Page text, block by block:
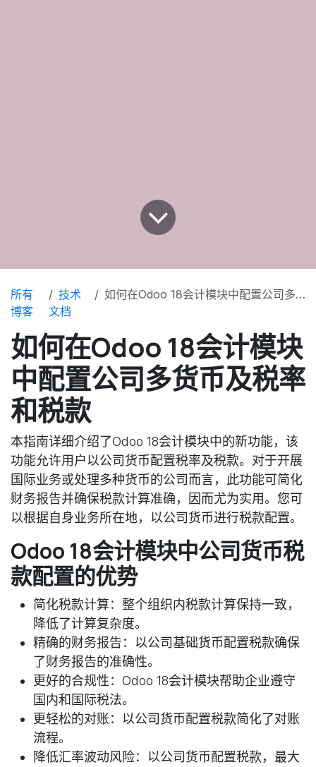
所有
博客
技术
文档
如何在Odoo 18会计模块中配置公司多货币及税率和税款
如何在Odoo 18会计模块
中配置公司多货币及税率
和税款
本指南详细介绍了Odoo 18会计模块中的新功能，该
功能允许用户以公司货币配置税率及税款。对于开展
国际业务或处理多种货币的公司而言，此功能可简化
财务报告并确保税款计算准确，因而尤为实用。您可
以根据自身业务所在地，以公司货币进行税款配置。
Odoo 18会计模块中公司货币税
款配置的优势
简化税款计算：整个组织内税款计算保持一致，
降低了计算复杂度。
精确的财务报告：以公司基础货币配置税款确保
了财务报告的准确性。
更好的合规性：Odoo 18会计模块帮助企业遵守
国内和国际税法。
更轻松的对账：以公司货币配置税款简化了对账
流程。
降低汇率波动风险：以公司货币配置税款，最大